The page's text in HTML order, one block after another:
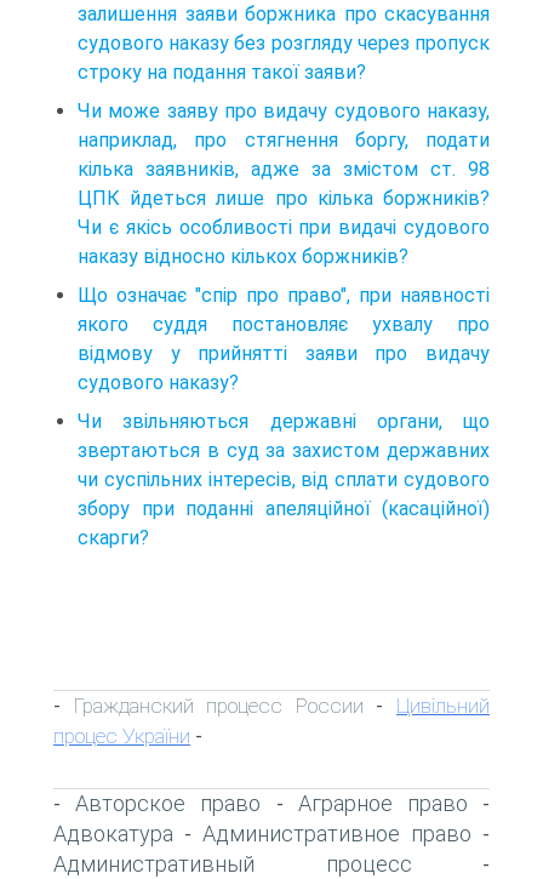
залишення заяви боржника про скасування
судового наказу без розгляду через пропуск
строку на подання такої заяви?
Чи може заяву про видачу судового наказу,
наприклад, про стягнення боргу, подати
кілька заявників, адже за змістом ст. 98
ЦПК йдеться лише про кілька боржників?
Чи є якісь особливості при видачі судового
наказу відносно кількох боржників?
Що означає "спір про право", при наявності
якого суддя постановляє ухвалу про
відмову у прийнятті заяви про видачу
судового наказу?
Чи звільняються державні органи, що
звертаються в суд за захистом державних
чи суспільних інтересів, від сплати судового
збору при поданні апеляційної (касаційної)
скарги?
- Гражданский процесс России - Цивільний
процес України -
-Авторское право - Аграрное право -
Адвокатура - Административное право -
Административный процесс -